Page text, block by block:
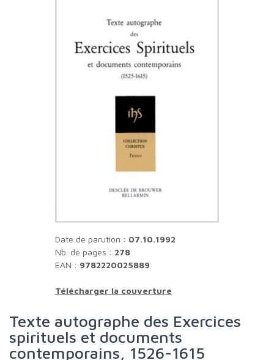
Date de parution : 07.10.1992
Nb. de pages : 278
EAN : 9782220025889
Télécharger la couverture
Texte autographe des Exercices
spirituels et documents
contemporains, 1526-1615